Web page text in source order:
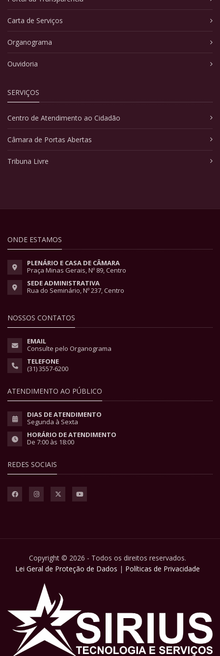
Carta de Serviços
Organograma
Ouvidoria
SERVIÇOS
Centro de Atendimento ao Cidadão
Câmara de Portas Abertas
Tribuna Livre
ONDE ESTAMOS
PLENÁRIO E CASA DE CÂMARA
Praça Minas Gerais, Nº 89, Centro
SEDE ADMINISTRATIVA
Rua do Seminário, Nº 237, Centro
NOSSOS CONTATOS
EMAIL
Consulte pelo Organograma
TELEFONE
(31) 3557-6200
ATENDIMENTO AO PÚBLICO
DIAS DE ATENDIMENTO
Segunda à Sexta
HORÁRIO DE ATENDIMENTO
De 7:00 às 18:00
REDES SOCIAIS
Copyright © 2026 - Todos os direitos reservados.
Lei Geral de Proteção de Dados | Políticas de Privacidade